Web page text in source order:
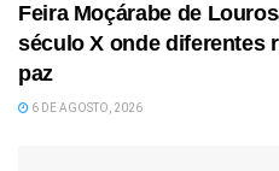
Feira Moçárabe de
século X onde diferentes
paz
6 DE AGOSTO, 2026